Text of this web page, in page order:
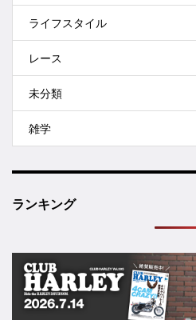
ライフスタイル
レース
未分類
雑学
ランキング